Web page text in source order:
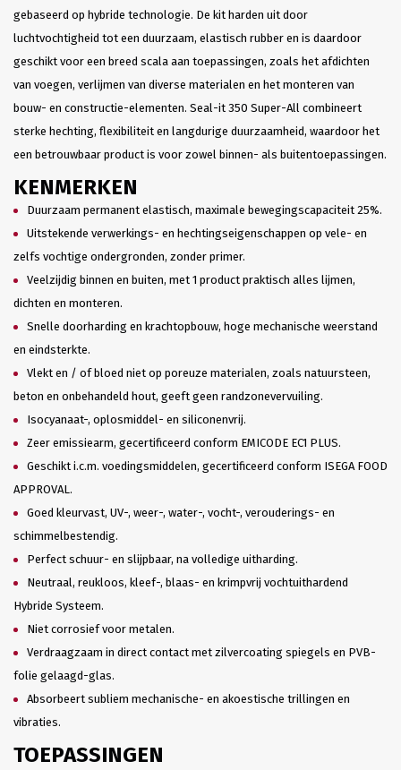
gebaseerd op hybride technologie. De kit harden uit door
luchtvochtigheid tot een duurzaam, elastisch rubber en is daardoor
geschikt voor een breed scala aan toepassingen, zoals het afdichten
van voegen, verlijmen van diverse materialen en het monteren van
bouw- en constructie-elementen. Seal-it 350 Super-All combineert
sterke hechting, flexibiliteit en langdurige duurzaamheid, waardoor het
een betrouwbaar product is voor zowel binnen- als buitentoepassingen.
KENMERKEN
Duurzaam permanent elastisch, maximale bewegingscapaciteit 25%.
Uitstekende verwerkings- en hechtingseigenschappen op vele- en
zelfs vochtige ondergronden, zonder primer.
Veelzijdig binnen en buiten, met 1 product praktisch alles lijmen,
dichten en monteren.
Snelle doorharding en krachtopbouw, hoge mechanische weerstand
en eindsterkte.
Vlekt en / of bloed niet op poreuze materialen, zoals natuursteen,
beton en onbehandeld hout, geeft geen randzonevervuiling.
Isocyanaat-, oplosmiddel- en siliconenvrij.
Zeer emissiearm, gecertificeerd conform EMICODE EC1 PLUS.
Geschikt i.c.m. voedingsmiddelen, gecertificeerd conform ISEGA FOOD
APPROVAL.
Goed kleurvast, UV-, weer-, water-, vocht-, verouderings- en
schimmelbestendig.
Perfect schuur- en slijpbaar, na volledige uitharding.
Neutraal, reukloos, kleef-, blaas- en krimpvrij vochtuithardend
Hybride Systeem.
Niet corrosief voor metalen.
Verdraagzaam in direct contact met zilvercoating spiegels en PVB-
folie gelaagd-glas.
Absorbeert subliem mechanische- en akoestische trillingen en
vibraties.
TOEPASSINGEN